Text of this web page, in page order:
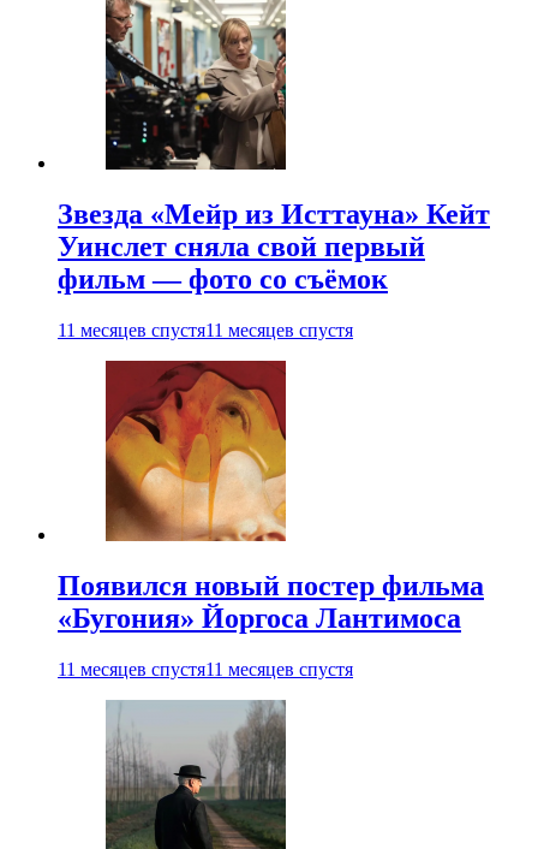
Звезда «Мейр из Исттауна» Кейт
Уинслет сняла свой первый
фильм — фото со съёмок
11 месяцев спустя11 месяцев спустя
Появился новый постер фильма
«Бугония» Йоргоса Лантимоса
11 месяцев спустя11 месяцев спустя